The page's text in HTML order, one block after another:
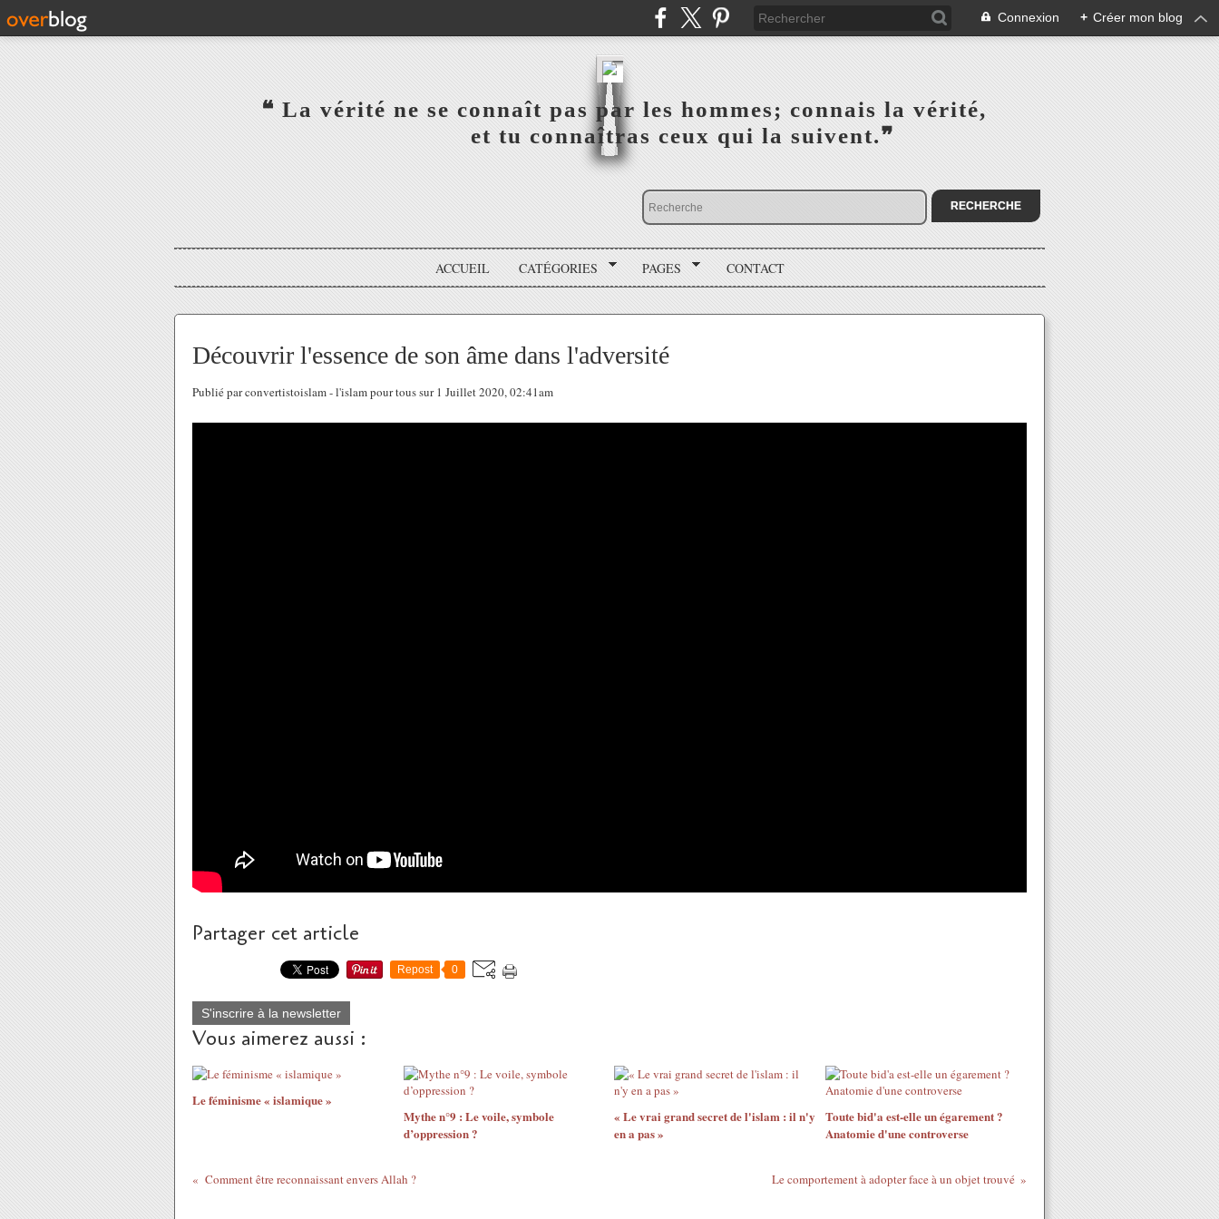
Connexion + Créer mon blog
‎ ‎ ‎ ‎ ‎ ‎ ‎ ‎ ‎ ‎ ‎ ‎ ‎❝ La vérité ne se connaît pas par les hommes; connais la vérité,‎ ‎ ‎ ‎ ‎ ‎ ‎ ‎ ‎
‎ ‎ ‎ ‎ ‎ ‎ ‎ ‎ ‎ ‎ ‎ ‎ ‎ ‎ ‎ ‎ ‎ ‎ ‎ ‎ et tu connaîtras ceux qui la suivent.❞
ACCUEIL CATÉGORIES PAGES CONTACT
Découvrir l'essence de son âme dans l'adversité
Publié par convertistoislam - l'islam pour tous sur 1 Juillet 2020, 02:41am
Partager cet article
Repost 0
S'inscrire à la newsletter
Vous aimerez aussi :
Le féminisme « islamique »
Mythe n°9 : Le voile, symbole
d’oppression ?
« Le vrai grand secret de l'islam : il n'y
en a pas »
Toute bid'a est-elle un égarement ?
Anatomie d'une controverse
Comment être reconnaissant envers Allah ? Le comportement à adopter face à un objet trouvé